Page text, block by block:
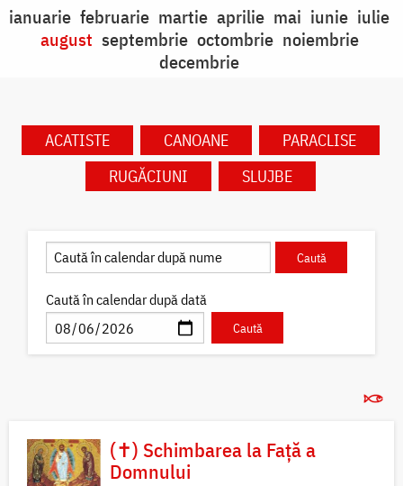
ianuarie februarie martie aprilie mai iunie iulie
august septembrie octombrie noiembrie
decembrie
ACATISTE CANOANE
PARACLISE
RUGĂCIUNI
SLUJBE
Caută în calendar după dată
(✝) Schimbarea la Față a
Domnului